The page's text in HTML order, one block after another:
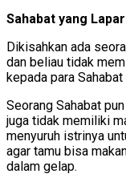
Sahabat yang
Dikisahkan ada
dan beliau tidak
kepada para
Seorang Sahabat
juga tidak memiliki
menyuruh istrinya
agar tamu bisa
dalam gelap.